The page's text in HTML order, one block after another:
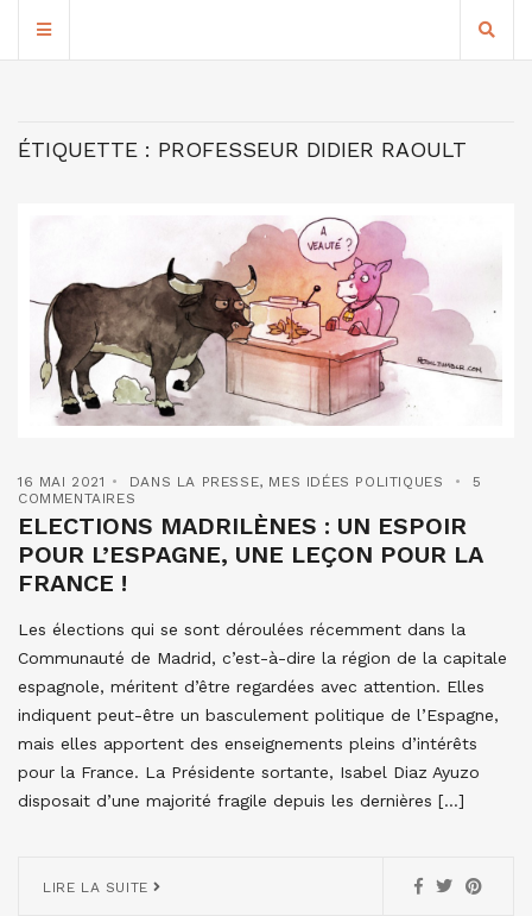
ÉTIQUETTE : PROFESSEUR DIDIER RAOULT
16 MAI 2021 DANS LA PRESSE, MES IDÉES POLITIQUES
5
COMMENTAIRES
ELECTIONS MADRILÈNES : UN ESPOIR
POUR L’ESPAGNE, UNE LEÇON POUR LA
FRANCE !
Les élections qui se sont déroulées récemment dans la
Communauté de Madrid, c’est-à-dire la région de la capitale
espagnole, méritent d’être regardées avec attention. Elles
indiquent peut-être un basculement politique de l’Espagne,
mais elles apportent des enseignements pleins d’intérêts
pour la France. La Présidente sortante, Isabel Diaz Ayuzo
disposait d’une majorité fragile depuis les dernières […]
LIRE LA SUITE